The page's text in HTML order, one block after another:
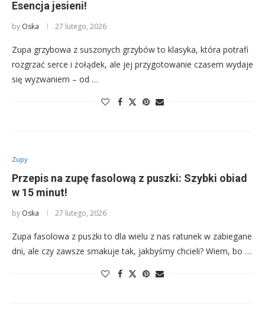
Esencja jesieni!
by Oska 27 lutego, 2026
Zupa grzybowa z suszonych grzybów to klasyka, która potrafi
rozgrzać serce i żołądek, ale jej przygotowanie czasem wydaje
się wyzwaniem – od …
Zupy
Przepis na zupę fasolową z puszki: Szybki obiad
w 15 minut!
by Oska 27 lutego, 2026
Zupa fasolowa z puszki to dla wielu z nas ratunek w zabiegane
dni, ale czy zawsze smakuje tak, jakbyśmy chcieli? Wiem, bo …